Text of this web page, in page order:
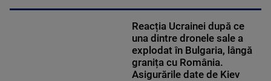
Reacția Ucrainei după ce
una dintre dronele sale a
explodat în Bulgaria, lângă
granița cu România.
Asigurările date de Kiev